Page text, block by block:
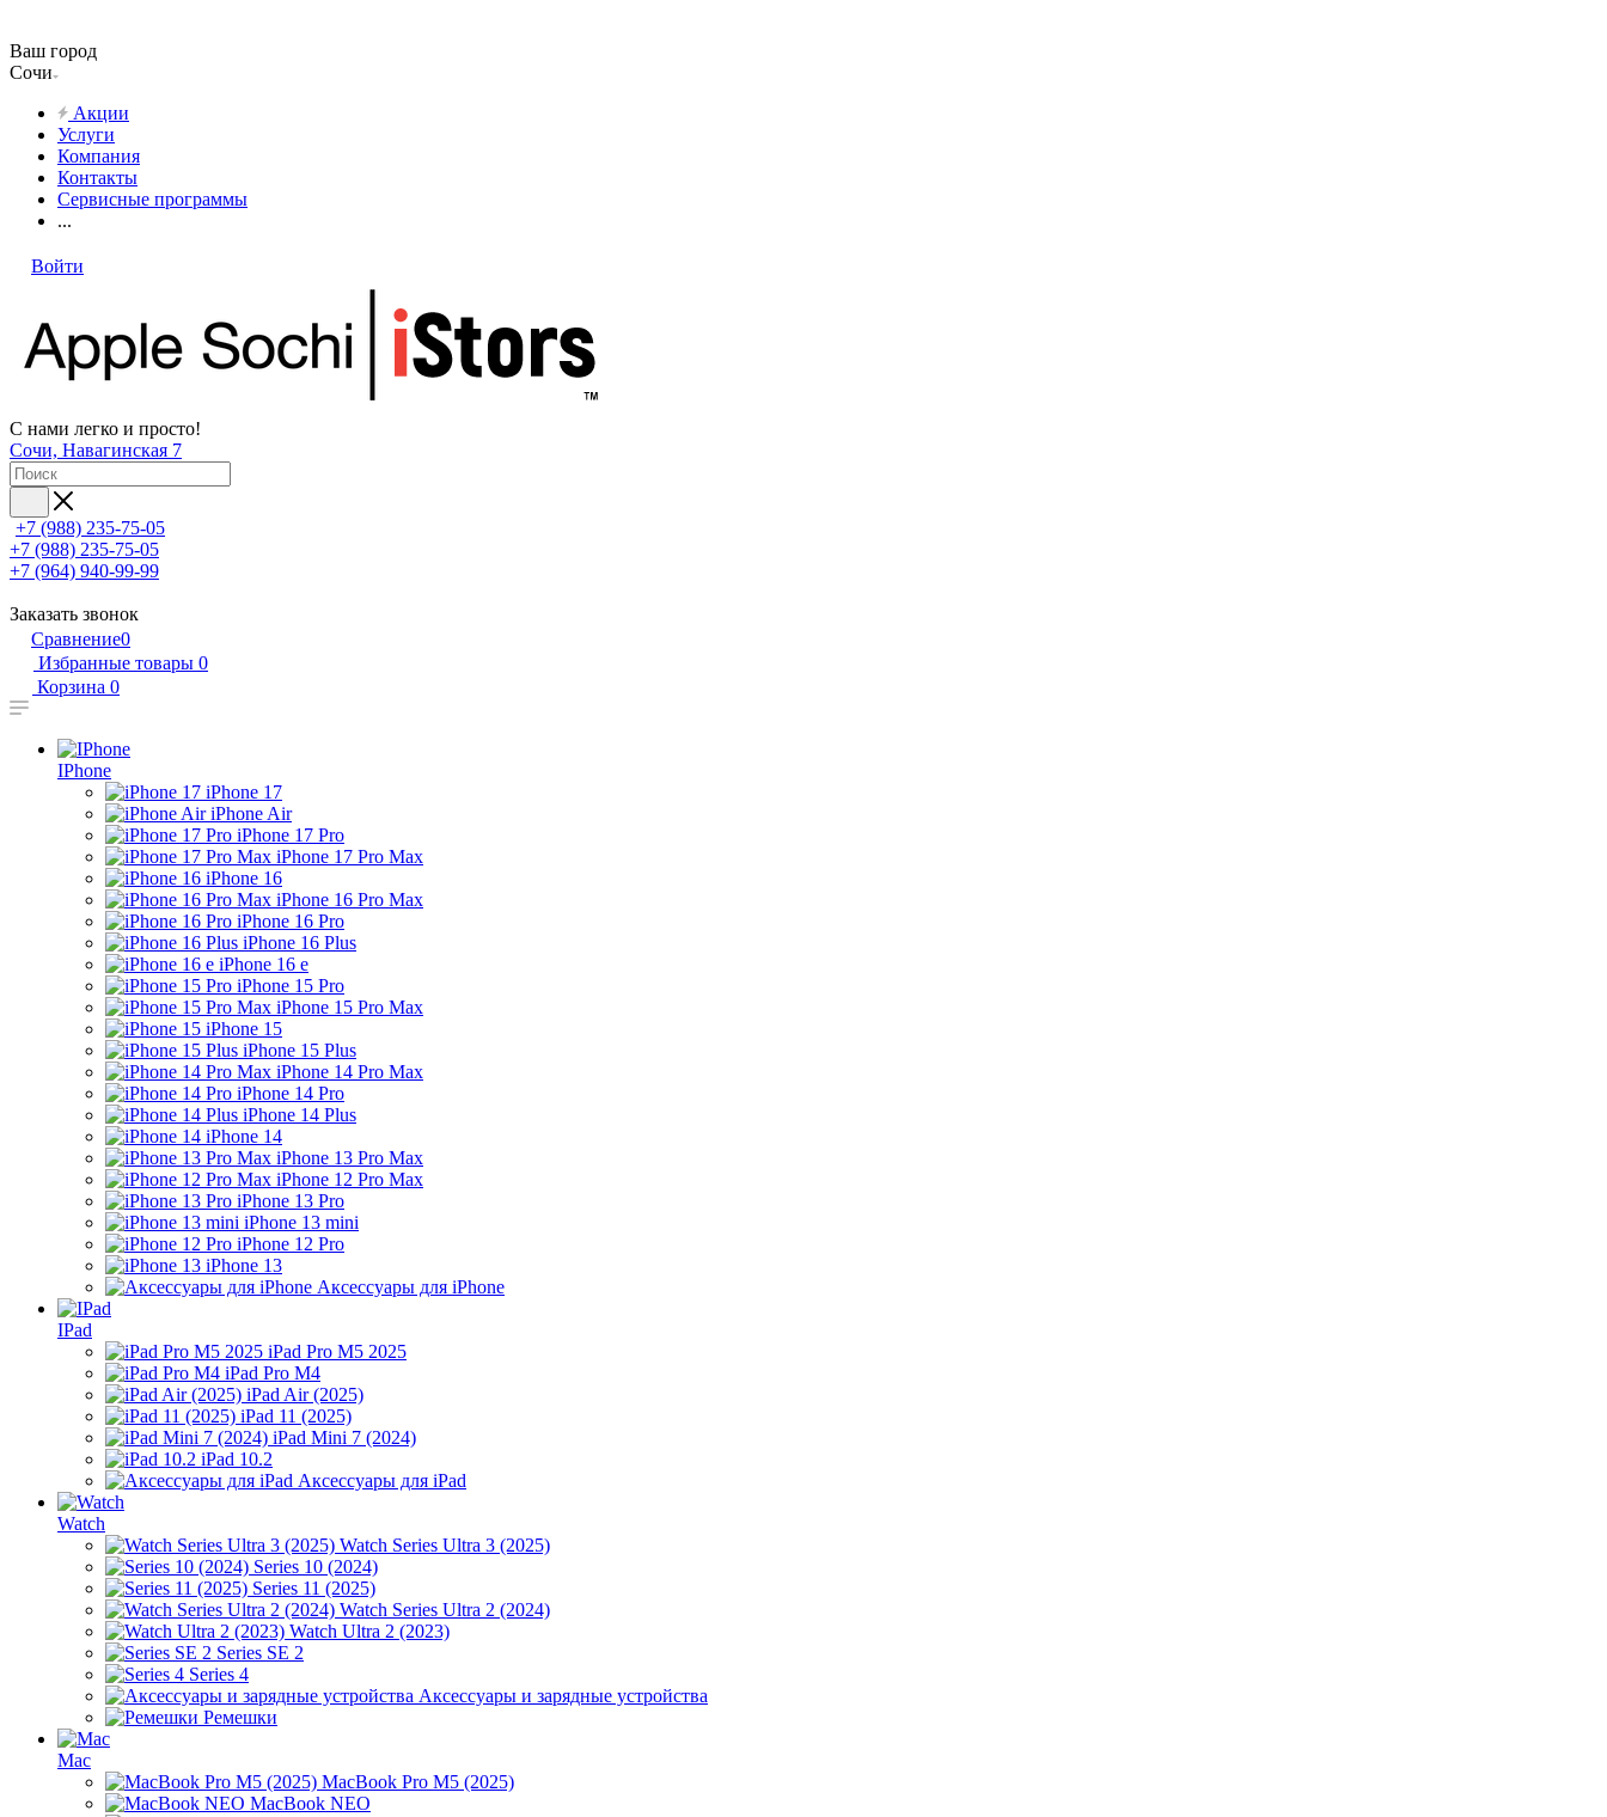
Ваш город
Сочи
Акции
Услуги
Компания
Контакты
Сервисные программы
...
Войти
С нами легко и просто!
Сочи, Навагинская 7
+7 (988) 235-75-05
+7 (988) 235-75-05
+7 (964) 940-99-99
Заказать звонок
Сравнение0
Избранные товары 0
Корзина 0
IPhone
iPhone 17
iPhone Air
iPhone 17 Pro
iPhone 17 Pro Max
iPhone 16
iPhone 16 Pro Max
iPhone 16 Pro
iPhone 16 Plus
iPhone 16 e
iPhone 15 Pro
iPhone 15 Pro Max
iPhone 15
iPhone 15 Plus
iPhone 14 Pro Max
iPhone 14 Pro
iPhone 14 Plus
iPhone 14
iPhone 13 Pro Max
iPhone 12 Pro Max
iPhone 13 Pro
iPhone 13 mini
iPhone 12 Pro
iPhone 13
Аксессуары для iPhone
IPad
iPad Pro M5 2025
iPad Pro M4
iPad Air (2025)
iPad 11 (2025)
iPad Mini 7 (2024)
iPad 10.2
Аксессуары для iPad
Watch
Watch Series Ultra 3 (2025)
Series 10 (2024)
Series 11 (2025)
Watch Series Ultra 2 (2024)
Watch Ultra 2 (2023)
Series SE 2
Series 4
Аксессуары и зарядные устройства
Ремешки
Mac
MacBook Pro M5 (2025)
MacBook NEO